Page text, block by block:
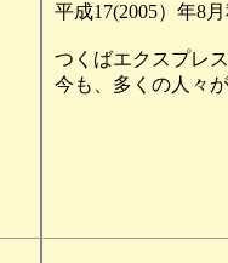
平成17(2005）年8
つくばエクスプレ
今も、多くの人々